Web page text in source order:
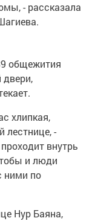
- рассказала
общежития
двери,
хлипкая,
лестнице, -
внутрь
и люди
ними по
Нур Баяна,